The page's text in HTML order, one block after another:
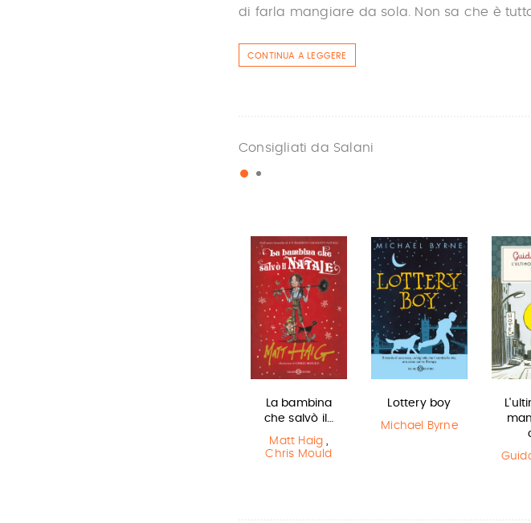
di farla mangiare da sola. Non sa che è
CONTINUA A LEGGERE
Consigliati da Salani
La bambina
che salvò il…
Matt Haig
Chris Mould
Lottery boy
Michael Byrne